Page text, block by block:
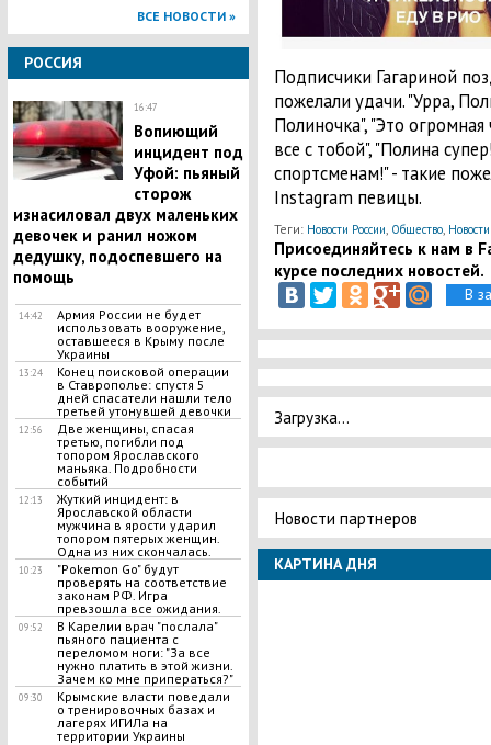
ВСЕ НОВОСТИ »
РОССИЯ
16:47
​Вопиющий
инцидент под
Уфой: пьяный
сторож
изнасиловал двух маленьких
девочек и ранил ножом
дедушку, подоспевшего на
помощь
14:42
Армия России не будет
использовать вооружение,
оставшееся в Крыму после
Украины
13:24
​Конец поисковой операции
в Ставрополье: спустя 5
дней спасатели нашли тело
третьей утонувшей девочки
12:56
Две женщины, спасая
третью, погибли под
топором Ярославского
маньяка. Подробности
событий
12:13
Жуткий инцидент: в
Ярославской области
мужчина в ярости ударил
топором пятерых женщин.
Одна из них скончалась.
10:23
"Pokemon Go" будут
проверять на соответствие
законам РФ. Игра
превзошла все ожидания.
09:52
​В Карелии врач "послала"
пьяного пациента с
переломом ноги: "За все
нужно платить в этой жизни.
Зачем ко мне приператься?"
09:30
Крымские власти поведали
о тренировочных базах и
лагерях ИГИЛа на
территории Украины
Подписчики Гагариной
пожелали удачи. "Урра,
Полиночка", "Это
все с тобой", "Полина
спортсменам!" - такие
Instagram певицы.
Теги: Новости России, Общество,
Присоединяйтесь к нам в
курсе последних новостей.
В
Загрузка...
Новости партнеров
КАРТИНА ДНЯ